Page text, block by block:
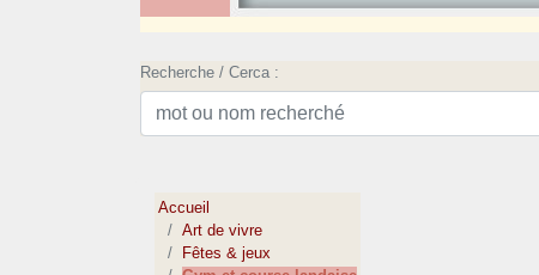
Recherche / Cerca :
Accueil
Art de vivre
Fêtes & jeux